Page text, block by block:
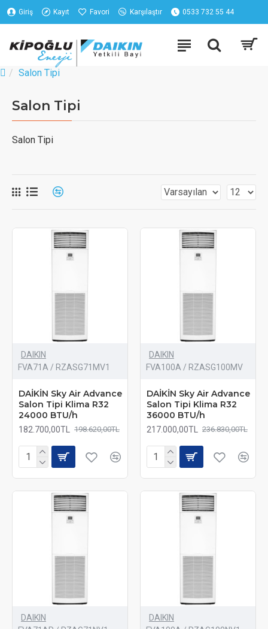
Giriş Kayıt Favori Karşılaştır 0533 732 55 44
Salon Tipi
Salon Tipi
Salon Tipi
DAIKIN
FVA71A / RZASG71MV1
DAİKİN Sky Air Advance
Salon Tipi Klima R32
24000 BTU/h
182.700,00TL 198.620,00TL
DAIKIN
FVA100A / RZASG100MV
DAİKİN Sky Air Advance
Salon Tipi Klima R32
36000 BTU/h
217.000,00TL 236.830,00TL
DAIKIN
DAIKIN